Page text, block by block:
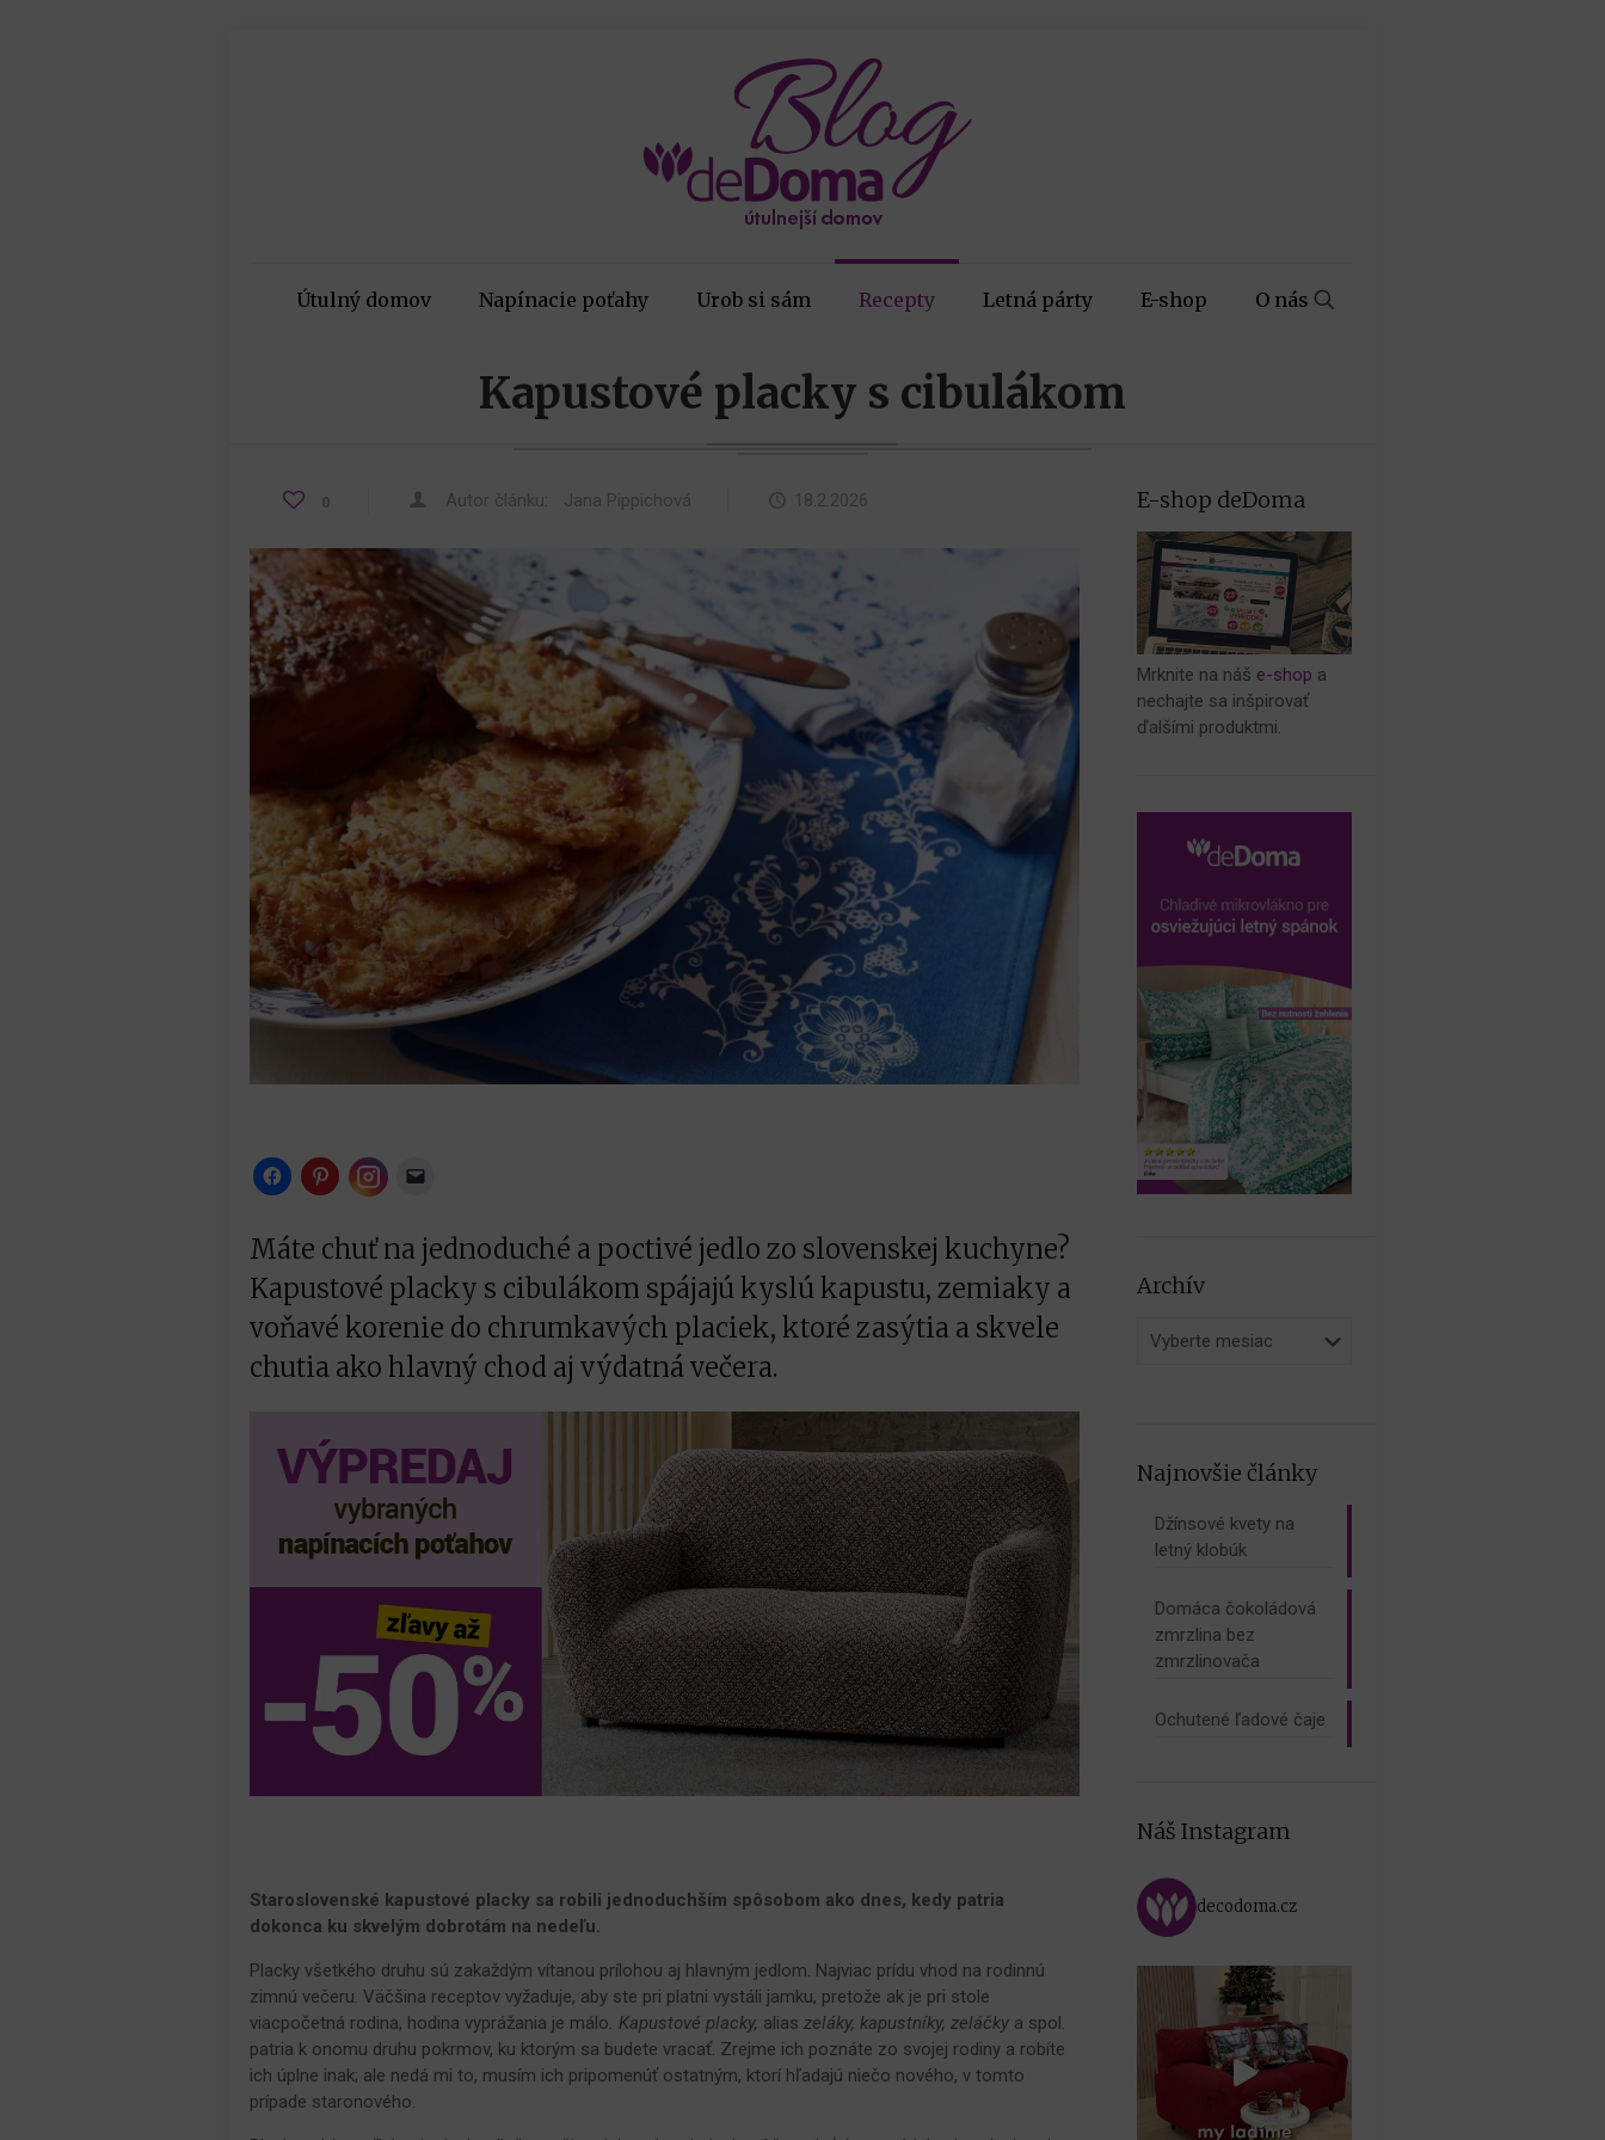
Útulný domov Napínacie poťahy Urob si sám Recepty Letná párty E-shop O nás
Kapustové placky s cibulákom
0 Autor článku: Jana Pippichová 18.2.2026
Instagram
Máte chuť na jednoduché a poctivé jedlo zo slovenskej kuchyne?
Kapustové placky s cibulákom spájajú kyslú kapustu, zemiaky a
voňavé korenie do chrumkavých placiek, ktoré zasýtia a skvele
chutia ako hlavný chod aj výdatná večera.
Staroslovenské kapustové placky sa robili jednoduchším spôsobom ako dnes, kedy patria
dokonca ku skvelým dobrotám na nedeľu.
Placky všetkého druhu sú zakaždým vítanou prílohou aj hlavným jedlom. Najviac prídu vhod na rodinnú
zimnú večeru. Väčšina receptov vyžaduje, aby ste pri platni vystáli jamku, pretože ak je pri stole
viacpočetná rodina, hodina vyprážania je málo . Kapustové placky, aliaszeláky, kapustníky, zeláčky a spol.
patria k onomu druhu pokrmov, ku ktorým sa budete vracať. Zrejme ich poznáte zo svojej rodiny a robíte
ich úplne inak; ale nedá mi to, musím ich pripomenúť ostatným, ktorí hľadajú niečo nového, v tomto
prípade staronového.
E-shop deDoma
Mrknite na náš e-shop a
nechajte sa inšpirovať
ďalšími produktmi.
Archív
Archív
Najnovšie články
Džínsové kvety na
letný klobúk
Domáca čokoládová
zmrzlina bez
zmrzlinovača
Ochutené ľadové čaje
Náš Instagram
decodoma.cz